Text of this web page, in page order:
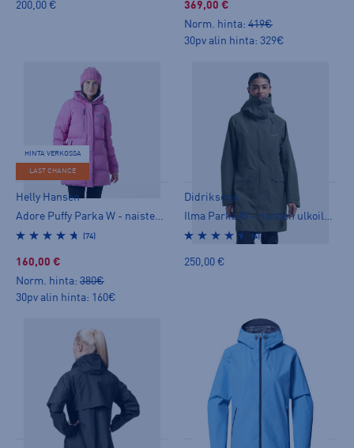
200,00 €
369,00 €
Norm. hinta: 419€
30pv alin hinta: 329€
HINTA VERKOSSA
LAST CHANCE
Helly Hansen
Adore Puffy Parka W - naisten ulkoilutakki
(74)
160,00 €
Norm. hinta: 380€
30pv alin hinta: 160€
Didriksons
Ilma Parka W - naisten ulkoilutakki
(4)
250,00 €